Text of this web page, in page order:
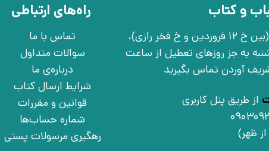
و کتاب
تهران، خ انقلاب، خ 12 فروردین، خ روانمهر شرقی(بین خ 12 فروردین و خ فخر رازی)،
تا چهارشنبه به جز روزهای تعطیل از ساعت
از طریق پنل کاربری
راه‌های ارتباطی
تماس با ما
سوالات متداول
درباره‌ی ما
شرایط ارسال کتاب
قوانین و مقررات
شماره حساب‌ها
رهگیری مرسولات پستی